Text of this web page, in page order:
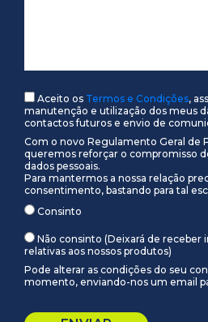
Aceito os Termos e Condições,
manutenção e utilização dos meus
contactos futuros e envio de
Com o novo Regulamento Geral de
queremos reforçar o compromisso
dados pessoais.
Para mantermos a nossa relação
consentimento, bastando para tal
Consinto
Não consinto (Deixará de receber
relativas aos nossos produtos)
Pode alterar as condições do seu
momento, enviando-nos um email